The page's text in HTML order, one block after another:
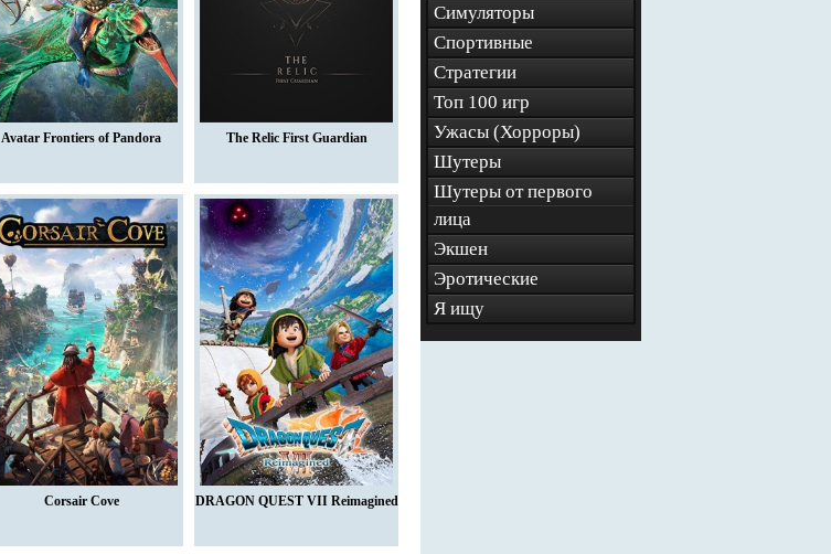
Avatar Frontiers of Pandora The Relic First Guardian
Corsair Cove DRAGON QUEST VII Reimagined
Симуляторы
Спортивные
Стратегии
Топ 100 игр
Ужасы (Хорроры)
Шутеры
Шутеры от первого
лица
Экшен
Эротические
Я ищу